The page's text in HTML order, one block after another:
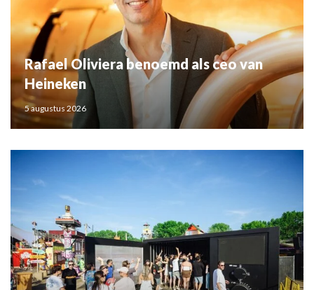
Rafael Oliviera benoemd als ceo van
Heineken
5 augustus 2026